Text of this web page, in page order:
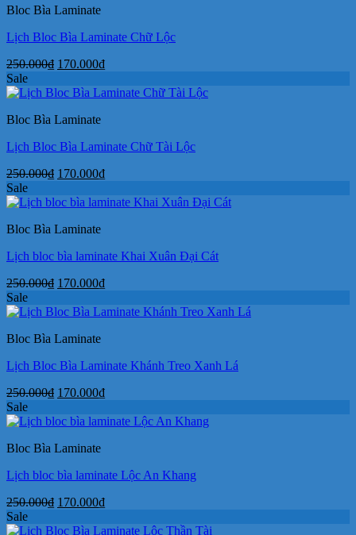
Bloc Bìa Laminate
Lịch Bloc Bìa Laminate Chữ Lộc
250.000₫ Giá
là:
170.000₫Giá
tại
Sale
Bloc Bìa Laminate
Lịch Bloc Bìa Laminate Chữ Tài Lộc
250.000₫ Giá
là:
170.000₫Giá
tại
Sale
Bloc Bìa Laminate
Lịch bloc bìa laminate Khai Xuân Đại Cát
250.000₫ Giá
là:
170.000₫Giá
tại
Sale
Bloc Bìa Laminate
Lịch Bloc Bìa Laminate Khánh Treo Xanh Lá
250.000₫ Giá
là:
170.000₫Giá
tại
Sale
Bloc Bìa Laminate
Lịch bloc bìa laminate Lộc An Khang
250.000₫ Giá
là:
170.000₫Giá
tại
Sale